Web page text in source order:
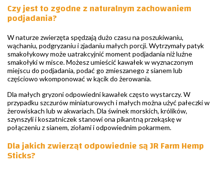
Czy jest to zgodne z naturalnym zachowaniem
podjadania?
W naturze zwierzęta spędzają dużo czasu na poszukiwaniu,
wąchaniu, podgryzaniu i zjadaniu małych porcji. Wytrzymały patyk
smakołykowy może uatrakcyjnić moment podjadania niż luźne
smakołyki w misce. Możesz umieścić kawałek w wyznaczonym
miejscu do podjadania, podać go zmieszanego z sianem lub
częściowo wkomponować w kącik do żerowania.
Dla małych gryzoni odpowiedni kawałek często wystarczy. W
przypadku szczurów miniaturowych i małych można użyć pałeczki w
żerowiskach lub w akwariach. Dla świnek morskich, królików,
szynszyli i koszatniczek stanowi ona pikantną przekąskę w
połączeniu z sianem, ziołami i odpowiednim pokarmem.
Dla jakich zwierząt odpowiednie są JR Farm Hemp
Sticks?